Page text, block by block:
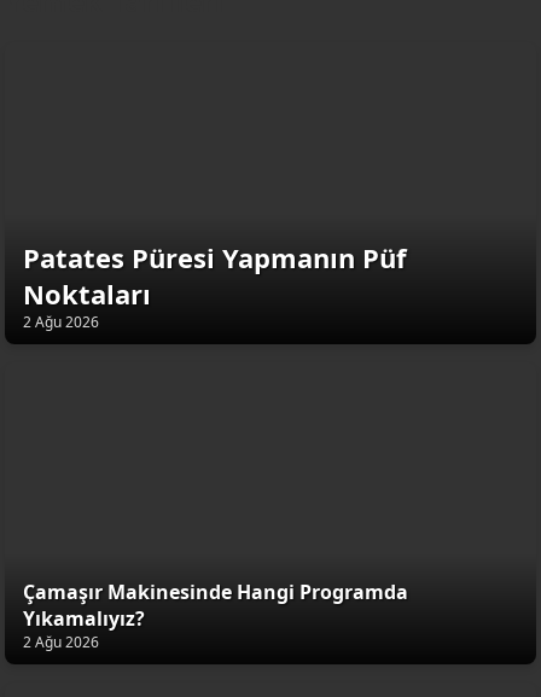
Patates Püresi Yapmanın Püf
Noktaları
2 Ağu 2026
Çamaşır Makinesinde Hangi Programda
Yıkamalıyız?
2 Ağu 2026